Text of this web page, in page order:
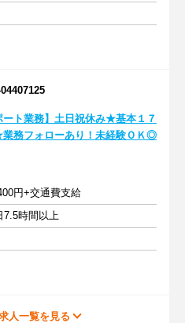
ート業務】土日祝休み★基本１７
務フォローあり！未経験ＯＫ◎
円+交通費支給
7.5時間以上
人一覧を見る